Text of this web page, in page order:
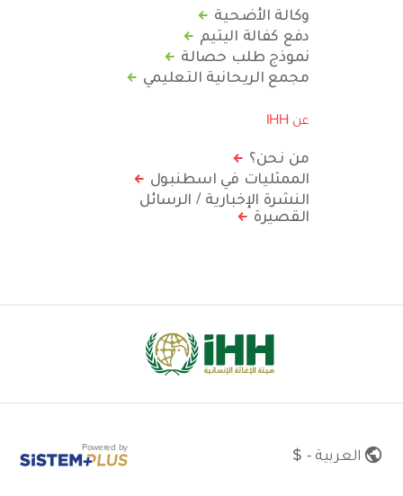
وكالة الأضحية
دفع كفالة اليتيم
نموذج طلب حصالة
مجمع الريحانية التعليمي
عن IHH
من نحن؟
الممثليات في اسطنبول
النشرة الإخبارية / الرسائل
القصيرة
العربية - $ Powered by